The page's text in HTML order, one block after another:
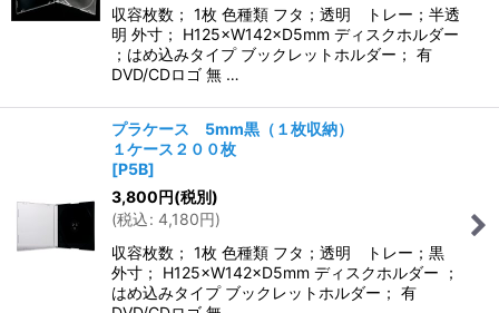
収容枚数； 1枚 色種類 フタ；透明 トレー；半透
明 外寸； H125×W142×D5mm ディスクホルダー
；はめ込みタイプ ブックレットホルダー； 有
DVD/CDロゴ 無 …
プラケース 5mm黒（１枚収納）
１ケース２００枚
[P5B]
3,800円(税別)
(税込: 4,180円)
収容枚数； 1枚 色種類 フタ；透明 トレー；黒
外寸； H125×W142×D5mm ディスクホルダー ；
はめ込みタイプ ブックレットホルダー； 有